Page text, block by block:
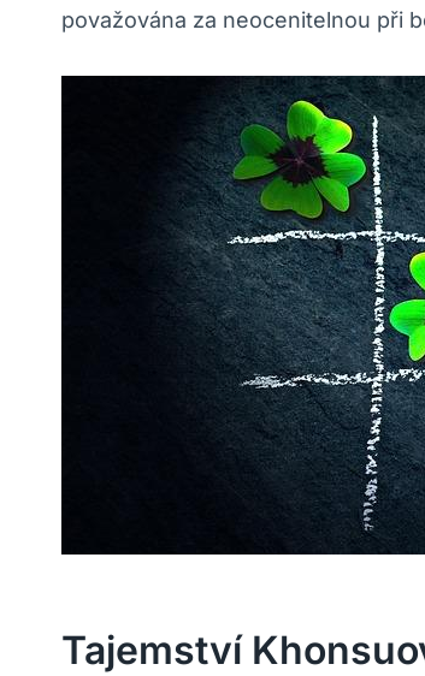
považována za neocenitelnou při
Tajemství